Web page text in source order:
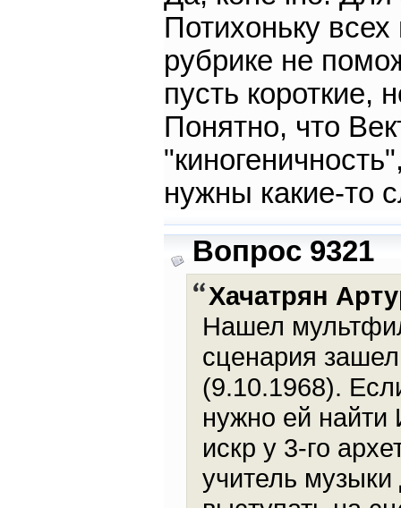
Потихоньку
рубрике не
пусть
Понятно, что
нужны какие-то
Вопрос 9321
Хачатрян
Нашел
сценария
(9.10.1968).
нужно ей найти
искр у 3-го
учитель